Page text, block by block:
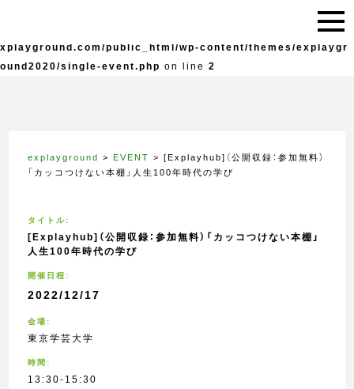
/home/explayground/e
xplayground.com/public_html/wp-content/themes/explaygr
ound2020/single-event.php on line 2
explayground > EVENT >[Explayhub]（公開収録：参加無料）
「カッコつけない本棚」人生100年時代の学び
タイトル:
[Explayhub]（公開収録：参加無料）「カッコつけない本棚」
人生100年時代の学び
開催日程:
2022/12/17
会場:
東京学芸大学
時間:
13:30-15:30